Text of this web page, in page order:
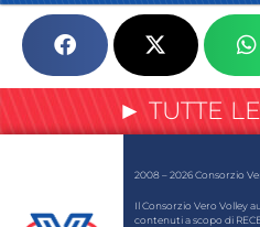
► TUTTE
2008 – 2026 Consorzio
Il Consorzio Vero Volley
contenuti a scopo di